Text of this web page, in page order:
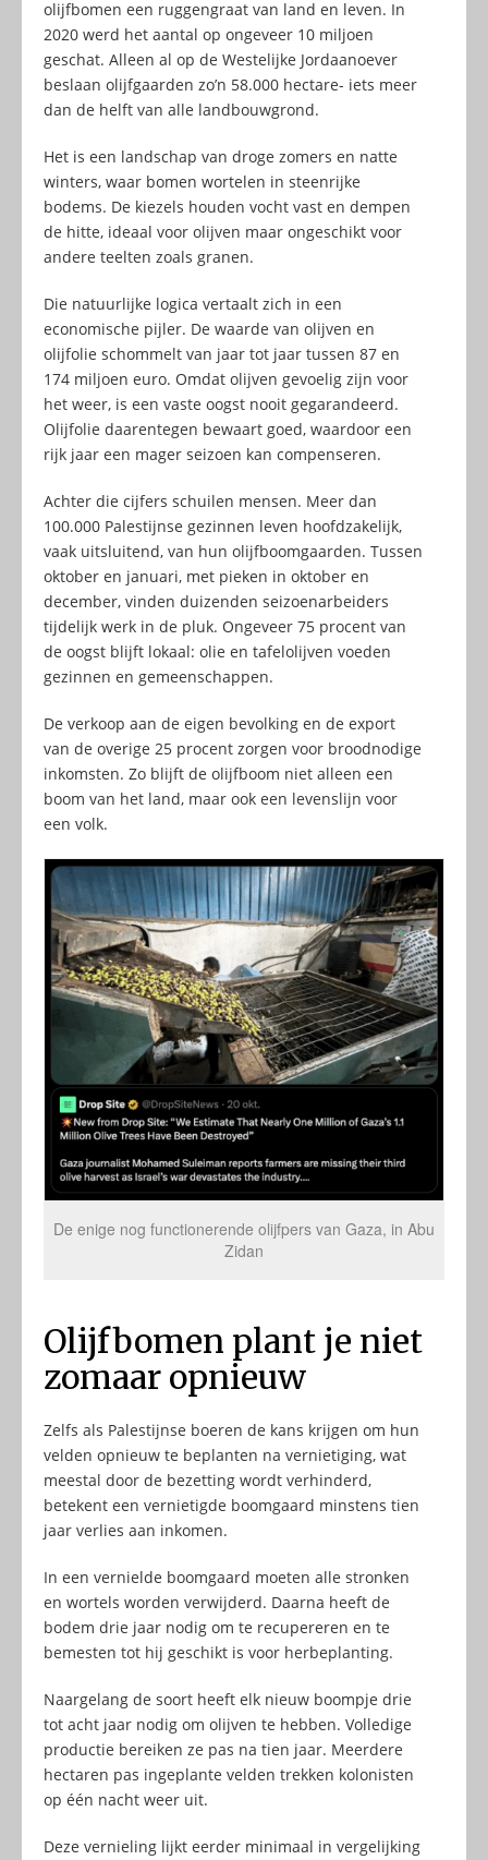
olijfbomen een ruggengraat van land en leven. In
2020 werd het aantal op ongeveer 10 miljoen
geschat. Alleen al op de Westelijke Jordaanoever
beslaan olijfgaarden zo’n 58.000 hectare- iets meer
dan de helft van alle landbouwgrond.
Het is een landschap van droge zomers en natte
winters, waar bomen wortelen in steenrijke
bodems. De kiezels houden vocht vast en dempen
de hitte, ideaal voor olijven maar ongeschikt voor
andere teelten zoals granen.
Die natuurlijke logica vertaalt zich in een
economische pijler. De waarde van olijven en
olijfolie schommelt van jaar tot jaar tussen 87 en
174 miljoen euro. Omdat olijven gevoelig zijn voor
het weer, is een vaste oogst nooit gegarandeerd.
Olijfolie daarentegen bewaart goed, waardoor een
rijk jaar een mager seizoen kan compenseren.
Achter die cijfers schuilen mensen. Meer dan
100.000 Palestijnse gezinnen leven hoofdzakelijk,
vaak uitsluitend, van hun olijfboomgaarden. Tussen
oktober en januari, met pieken in oktober en
december, vinden duizenden seizoenarbeiders
tijdelijk werk in de pluk. Ongeveer 75 procent van
de oogst blijft lokaal: olie en tafelolijven voeden
gezinnen en gemeenschappen.
De verkoop aan de eigen bevolking en de export
van de overige 25 procent zorgen voor broodnodige
inkomsten. Zo blijft de olijfboom niet alleen een
boom van het land, maar ook een levenslijn voor
een volk.
De enige nog functionerende olijfpers van Gaza, in Abu
Zidan
Olijfbomen plant je niet
zomaar opnieuw
Zelfs als Palestijnse boeren de kans krijgen om hun
velden opnieuw te beplanten na vernietiging, wat
meestal door de bezetting wordt verhinderd,
betekent een vernietigde boomgaard minstens tien
jaar verlies aan inkomen.
In een vernielde boomgaard moeten alle stronken
en wortels worden verwijderd. Daarna heeft de
bodem drie jaar nodig om te recupereren en te
bemesten tot hij geschikt is voor herbeplanting.
Naargelang de soort heeft elk nieuw boompje drie
tot acht jaar nodig om olijven te hebben. Volledige
productie bereiken ze pas na tien jaar. Meerdere
hectaren pas ingeplante velden trekken kolonisten
op één nacht weer uit.
Deze vernieling lijkt eerder minimaal in vergelijking